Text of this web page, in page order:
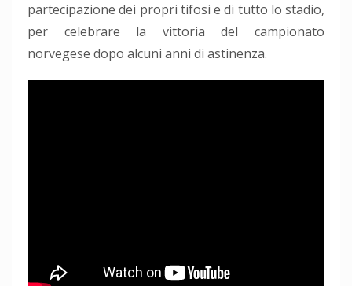
partecipazione dei propri tifosi e di tutto lo stadio,
per celebrare la vittoria del campionato
norvegese dopo alcuni anni di astinenza.